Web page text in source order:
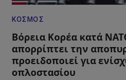
ΚΌΣΜΟΣ
Βόρεια Κορέα κατά
απορρίπτει την
προειδοποιεί για
οπλοστασίου